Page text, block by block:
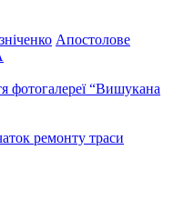
Апостолове
фотогалереї “Вишукана
ремонту траси